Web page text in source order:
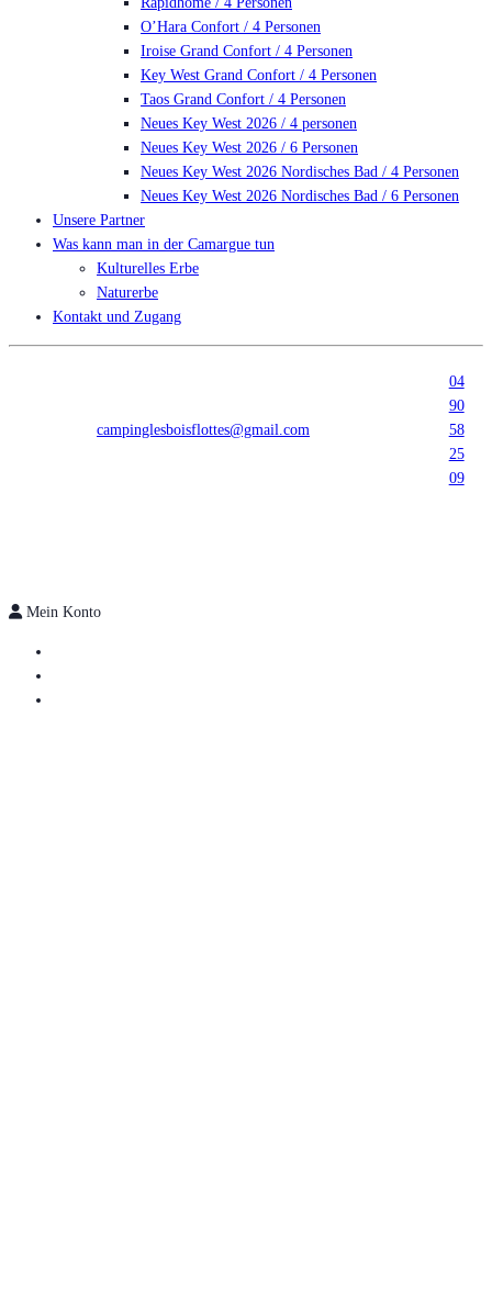
O’Hara Confort / 4 Personen
Iroise Grand Confort / 4 Personen
Key West Grand Confort / 4 Personen
Taos Grand Confort / 4 Personen
Neues Key West 2026 / 4 personen
Neues Key West 2026 / 6 Personen
Neues Key West 2026 Nordisches Bad / 4 Personen
Neues Key West 2026 Nordisches Bad / 6 Personen
Unsere Partner
Was kann man in der Camargue tun
Kulturelles Erbe
Naturerbe
Kontakt und Zugang
campinglesboisflottes@gmail.com
04
90
58
25
09
Mein Konto